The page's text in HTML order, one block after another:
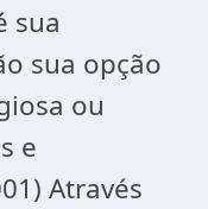
sua
sua opção
ou
e
Através